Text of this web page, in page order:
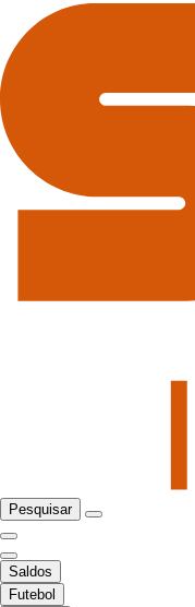
Pesquisar
Saldos
Futebol